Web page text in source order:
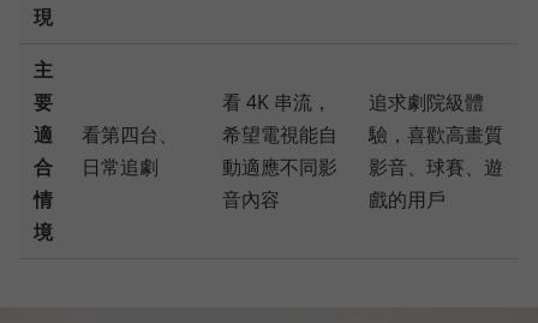
現
主
要
適
合
情
境
看第四台、
日常追劇
看 4K 串流，
希望電視能自
動適應不同影
音內容
追求劇院級體
驗，喜歡高畫質
影音、球賽、遊
戲的用戶